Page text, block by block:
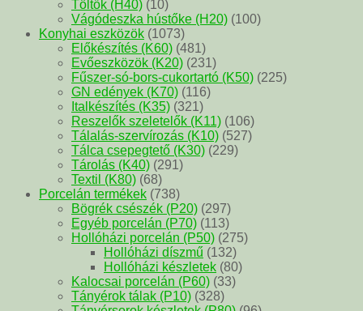
Töltők (H40) (10)
Vágódeszka hústőke (H20) (100)
Konyhai eszközök (1073)
Előkészítés (K60) (481)
Evőeszközök (K20) (231)
Fűszer-só-bors-cukortartó (K50) (225)
GN edények (K70) (116)
Italkészítés (K35) (321)
Reszelők szeletelők (K11) (106)
Tálalás-szervírozás (K10) (527)
Tálca csepegtető (K30) (229)
Tárolás (K40) (291)
Textil (K80) (68)
Porcelán termékek (738)
Bögrék csészék (P20) (297)
Egyéb porcelán (P70) (113)
Hollóházi porcelán (P50) (275)
Hollóházi díszmű (132)
Hollóházi készletek (80)
Kalocsai porcelán (P60) (33)
Tányérok tálak (P10) (328)